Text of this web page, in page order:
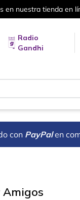
tienda en línea.
Radio
Gandhi
con PayPal en